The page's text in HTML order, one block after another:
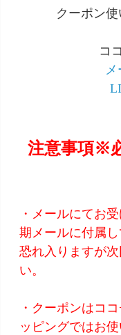
クーポン
コ
メ
注意事項※
・メールにてお
期メールに付属し
恐れ入りますが
い。
・クーポンはコ
ッピングではお